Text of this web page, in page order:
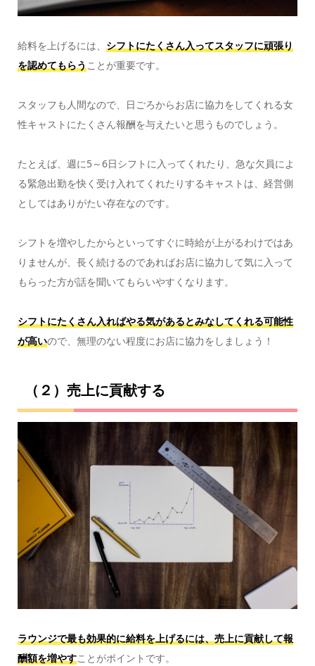
給料を上げるには、 シフトにたくさん入ってスタッフに頑張り
を認めてもらうことが重要です。
スタッフも人間なので、日ごろからお店に協力をしてくれる女
性キャストにたくさん報酬を与えたいと思うものでしょう。
たとえば、週に5～6日シフトに入ってくれたり、急な欠員によ
る緊急出勤を快く受け入れてくれたりするキャストは、経営側
としてはありがたい存在なのです。
シフトを増やしたからといってすぐに時給が上がるわけではあ
りませんが、長く続けるのであればお店に協力して気に入って
もらった方が話を聞いてもらいやすくなります。
シフトにたくさん入ればやる気があるとみなしてくれる可能性
が高いので、無理のない程度にお店に協力をしましょう！
（２）売上に貢献する
ラウンジで最も効果的に給料を上げるには、売上に貢献して報
酬額を増やすことがポイントです。